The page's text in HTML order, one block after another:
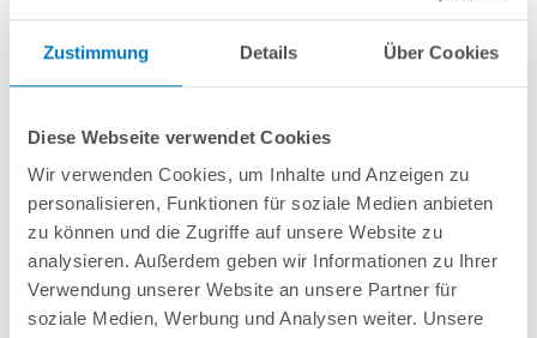
Zustimmung Details Über Cookies
Diese Webseite verwendet Cookies
Wir verwenden Cookies, um Inhalte und Anzeigen zu
personalisieren, Funktionen für soziale Medien anbieten
zu können und die Zugriffe auf unsere Website zu
analysieren. Außerdem geben wir Informationen zu Ihrer
Verwendung unserer Website an unsere Partner für
soziale Medien, Werbung und Analysen weiter. Unsere
Gegenstromanlage Poolzubehör
Saunazubehör